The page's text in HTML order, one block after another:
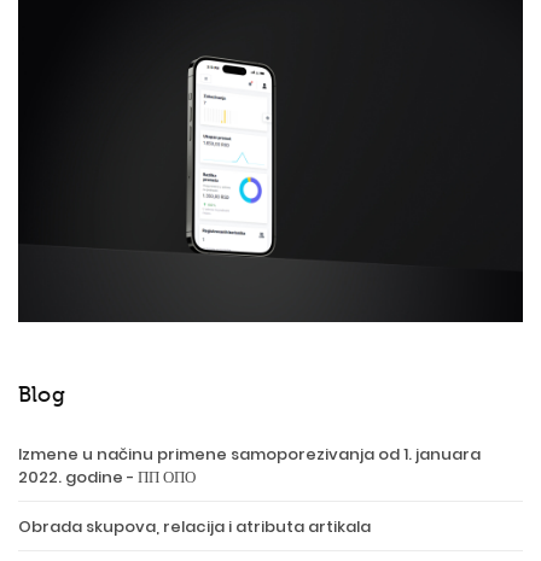
Blog
Izmene u načinu primene samoporezivanja od 1. januara
2022. godine - ПП ОПО
Obrada skupova, relacija i atributa artikala